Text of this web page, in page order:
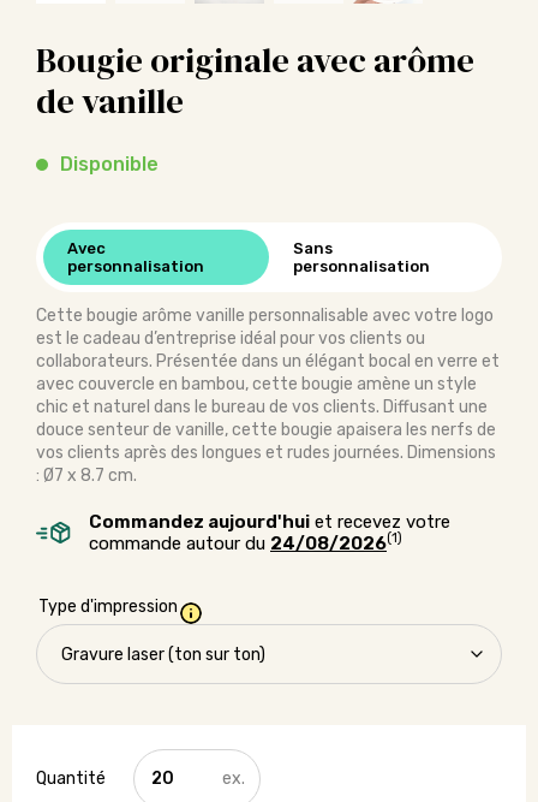
Bougie originale avec arôme
de vanille
Disponible
Avec
personnalisation
Sans
personnalisation
Cette bougie arôme vanille personnalisable avec votre logo
est le cadeau d’entreprise idéal pour vos clients ou
collaborateurs. Présentée dans un élégant bocal en verre et
avec couvercle en bambou, cette bougie amène un style
chic et naturel dans le bureau de vos clients. Diffusant une
douce senteur de vanille, cette bougie apaisera les nerfs de
vos clients après des longues et rudes journées. Dimensions
: Ø7 x 8.7 cm.
Commandez aujourd'hui et recevez votre
commande autour du 24/08/2026(1)
Type d'impression
quantité
de